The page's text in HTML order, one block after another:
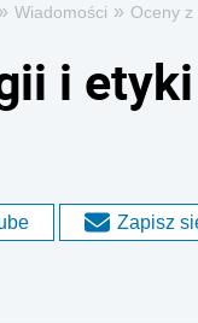
» Wiadomości » Oceny
i
Zapisz